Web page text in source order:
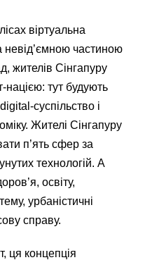
віртуальна
невід’ємною частиною
жителів Сінгапуру
нацією: тут будують
суспільство і
Жителі Сінгапуру
п’ять сфер за
технологій. А
освіту,
урбаністичні
справу.
ця концепція